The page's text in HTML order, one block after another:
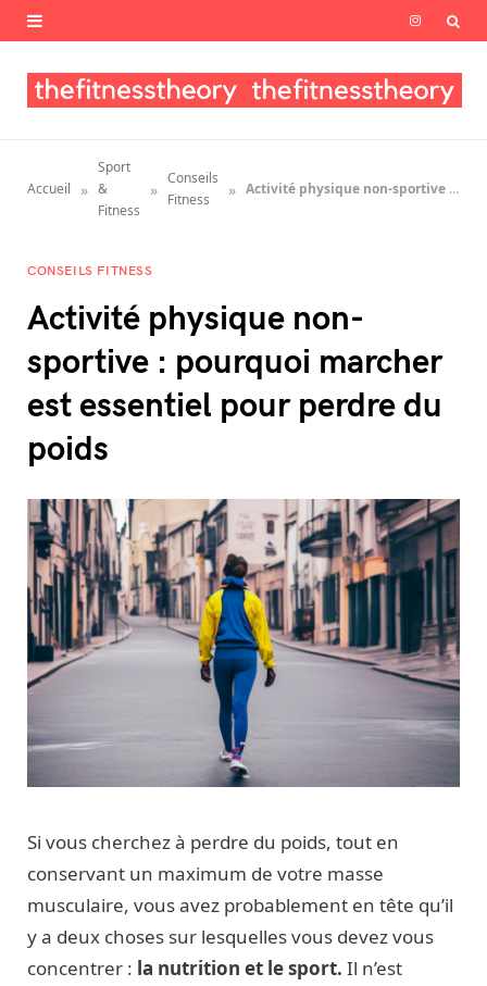
I
s
a
Accueil »
Sport
&
Fitness
»
Conseils
Fitness
» Activité physique non-sportive : pourquoi marcher est essentiel pour perdre du poids
CONSEILS FITNESS
Activité physique non-
sportive : pourquoi marcher
est essentiel pour perdre du
poids
Si vous cherchez à perdre du poids, tout en
conservant un maximum de votre masse
musculaire, vous avez probablement en tête qu’il
y a deux choses sur lesquelles vous devez vous
concentrer : la nutrition et le sport. Il n’est